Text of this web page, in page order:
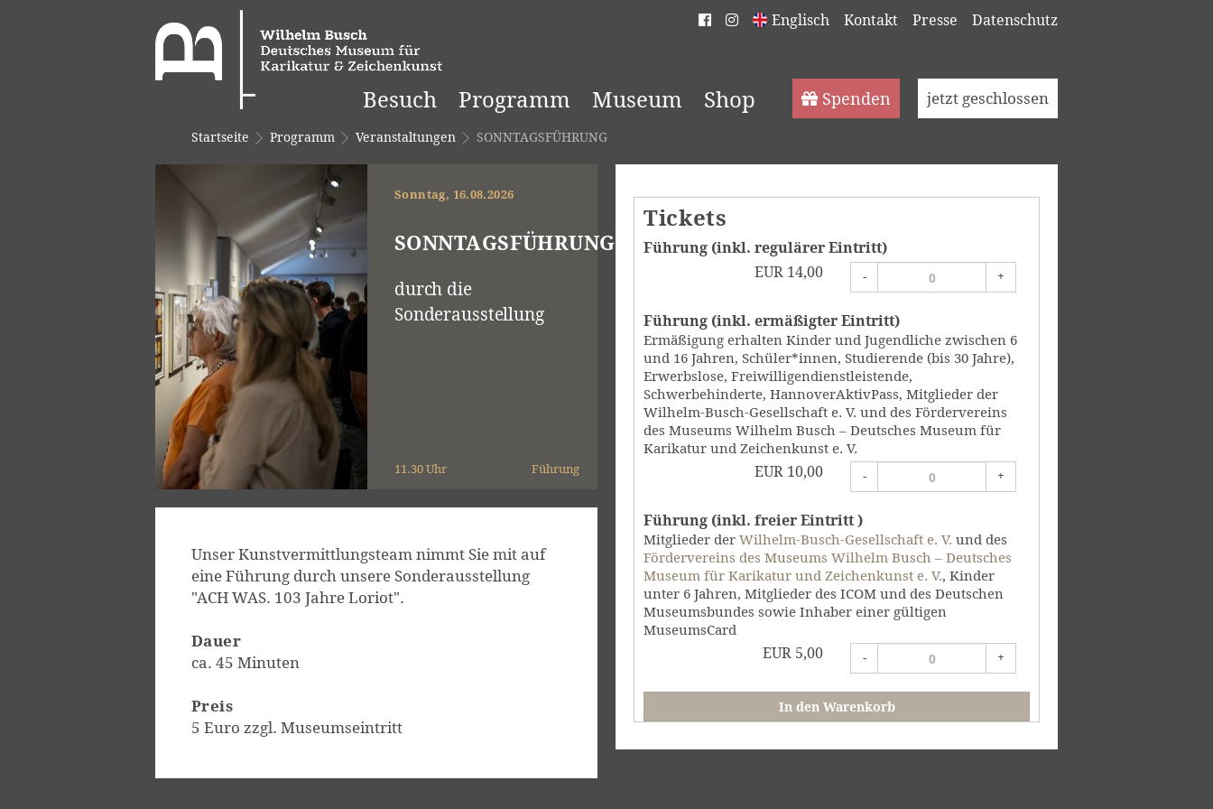
Spenden jetzt geschlossen
Besuch Programm Museum Shop
Englisch Kontakt Presse Datenschutz
Startseite Programm Veranstaltungen SONNTAGSFÜHRUNG
Sonntag, 16.08.2026
SONNTAGSFÜHRUNG
durch die
Sonderausstellung
Führung
11.30 Uhr
Unser Kunstvermittlungsteam nimmt Sie mit auf
eine Führung durch unsere Sonderausstellung
"ACH WAS. 103 Jahre Loriot".
Dauer
ca. 45 Minuten
Preis
5 Euro zzgl. Museumseintritt
Tickets
Führung (inkl. regulärer Eintritt)
EUR 14,00 - +
Führung (inkl. ermäßigter Eintritt)
Ermäßigung erhalten Kinder und Jugendliche zwischen 6
und 16 Jahren, Schüler*innen, Studierende (bis 30 Jahre),
Erwerbslose, Freiwilligendienstleistende,
Schwerbehinderte, HannoverAktivPass, Mitglieder der
Wilhelm-Busch-Gesellschaft e. V. und des Fördervereins
des Museums Wilhelm Busch – Deutsches Museum für
Karikatur und Zeichenkunst e. V.
EUR 10,00 - +
Führung (inkl. freier Eintritt )
Mitglieder der Wilhelm-Busch-Gesellschaft e. V. und des
Fördervereins des Museums Wilhelm Busch – Deutsches
Museum für Karikatur und Zeichenkunst e. V., Kinder
unter 6 Jahren, Mitglieder des ICOM und des Deutschen
Museumsbundes sowie Inhaber einer gültigen
MuseumsCard
EUR 5,00 - +
In den Warenkorb